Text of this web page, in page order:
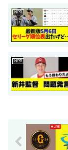
NPB
NPB